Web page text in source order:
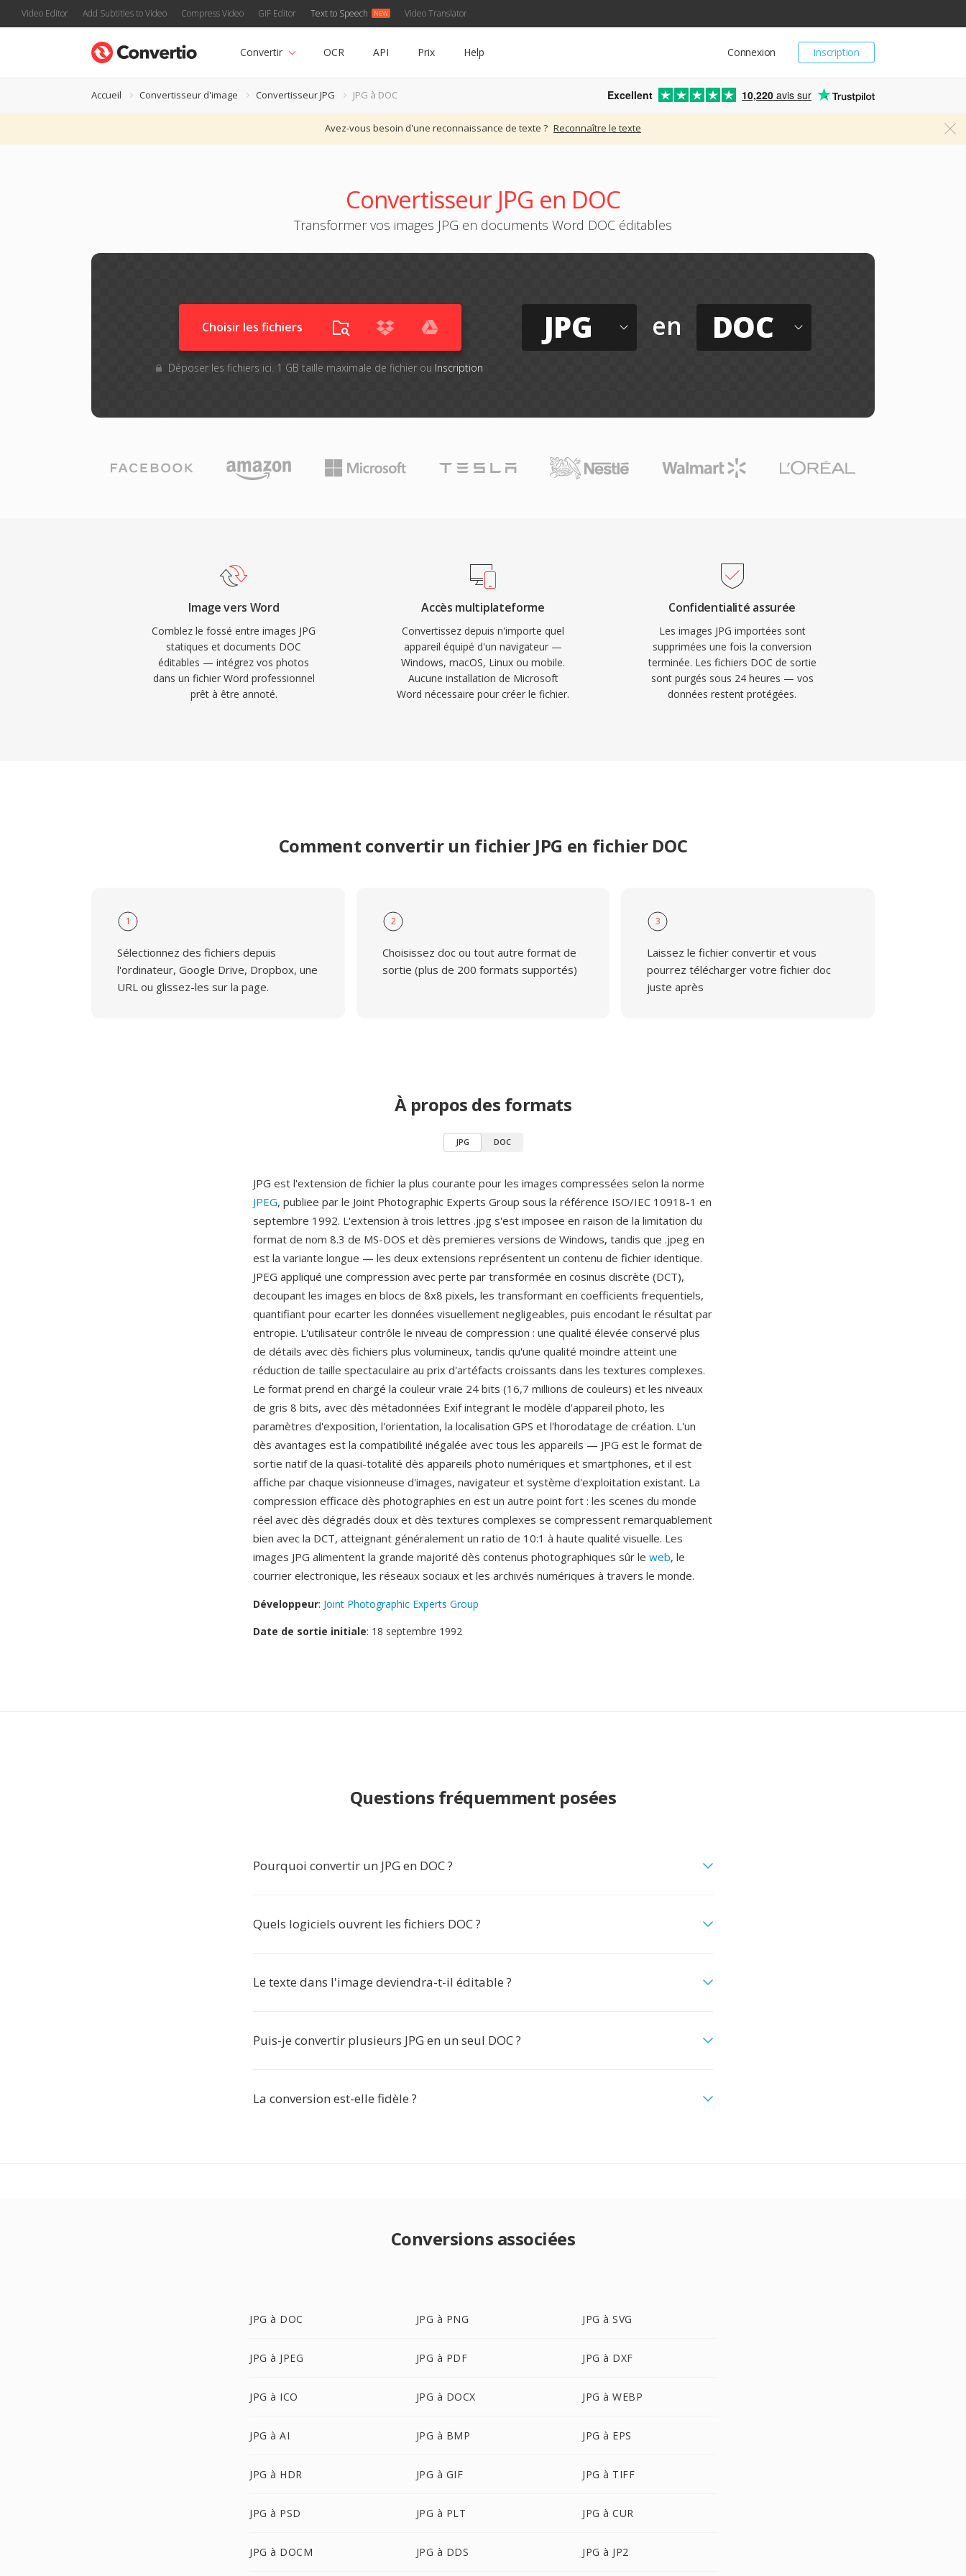
Video Editor Add Subtitles to Video Compress Video GIF Editor Text to Speech Video Translator
Inscription
Connexion
Convertir OCR API Prix Help
Accueil Convertisseur d'image Convertisseur JPG JPG à DOC Excellent 10,220 avis sur
Avez-vous besoin d'une reconnaissance de texte ? Reconnaître le texte
Convertisseur JPG en DOC
Transformer vos images JPG en documents Word DOC éditables
Choisir les fichiers
Déposer les fichiers ici. 1 GB taille maximale de fichier ou Inscription
JPG en DOC
Image vers Word
Comblez le fossé entre images JPG
statiques et documents DOC
éditables — intégrez vos photos
dans un fichier Word professionnel
prêt à être annoté.
Accès multiplateforme
Convertissez depuis n'importe quel
appareil équipé d'un navigateur —
Windows, macOS, Linux ou mobile.
Aucune installation de Microsoft
Word nécessaire pour créer le fichier.
Confidentialité assurée
Les images JPG importées sont
supprimées une fois la conversion
terminée. Les fichiers DOC de sortie
sont purgés sous 24 heures — vos
données restent protégées.
Comment convertir un fichier JPG en fichier DOC
1
Sélectionnez des fichiers depuis
l'ordinateur, Google Drive, Dropbox, une
URL ou glissez-les sur la page.
2
Choisissez doc ou tout autre format de
sortie (plus de 200 formats supportés)
3
Laissez le fichier convertir et vous
pourrez télécharger votre fichier doc
juste après
À propos des formats
JPG DOC
JPG est l'extension de fichier la plus courante pour les images compressées selon la norme
JPEG, publiee par le Joint Photographic Experts Group sous la référence ISO/IEC 10918-1 en
septembre 1992. L'extension à trois lettres .jpg s'est imposee en raison de la limitation du
format de nom 8.3 de MS-DOS et dès premieres versions de Windows, tandis que .jpeg en
est la variante longue — les deux extensions représentent un contenu de fichier identique.
JPEG appliqué une compression avec perte par transformée en cosinus discrète (DCT),
decoupant les images en blocs de 8x8 pixels, les transformant en coefficients frequentiels,
quantifiant pour ecarter les données visuellement negligeables, puis encodant le résultat par
entropie. L'utilisateur contrôle le niveau de compression : une qualité élevée conservé plus
de détails avec dès fichiers plus volumineux, tandis qu'une qualité moindre atteint une
réduction de taille spectaculaire au prix d'artéfacts croissants dans les textures complexes.
Le format prend en chargé la couleur vraie 24 bits (16,7 millions de couleurs) et les niveaux
de gris 8 bits, avec dès métadonnées Exif integrant le modèle d'appareil photo, les
paramètres d'exposition, l'orientation, la localisation GPS et l'horodatage de création. L'un
dès avantages est la compatibilité inégalée avec tous les appareils — JPG est le format de
sortie natif de la quasi-totalité dès appareils photo numériques et smartphones, et il est
affiche par chaque visionneuse d'images, navigateur et système d'exploitation existant. La
compression efficace dès photographies en est un autre point fort : les scenes du monde
réel avec dès dégradés doux et dès textures complexes se compressent remarquablement
bien avec la DCT, atteignant généralement un ratio de 10:1 à haute qualité visuelle. Les
images JPG alimentent la grande majorité dès contenus photographiques sûr le web, le
courrier electronique, les réseaux sociaux et les archivés numériques à travers le monde.
Développeur: Joint Photographic Experts Group
Date de sortie initiale: 18 septembre 1992
Questions fréquemment posées
Pourquoi convertir un JPG en DOC ?
Quels logiciels ouvrent les fichiers DOC ?
Le texte dans l'image deviendra-t-il éditable ?
Puis-je convertir plusieurs JPG en un seul DOC ?
La conversion est-elle fidèle ?
Conversions associées
JPG à DOC JPG à PNG JPG à SVG
JPG à JPEG JPG à PDF JPG à DXF
JPG à ICO JPG à DOCX JPG à WEBP
JPG à AI JPG à BMP JPG à EPS
JPG à HDR JPG à GIF JPG à TIFF
JPG à PSD JPG à PLT JPG à CUR
JPG à DOCM JPG à DDS JPG à JP2